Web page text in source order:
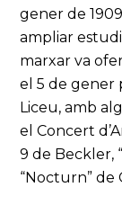
gener de
ampliar
marxar va
el 5 de gener
Liceu, amb
el Concert
9 de Beckler,
“Nocturn” de